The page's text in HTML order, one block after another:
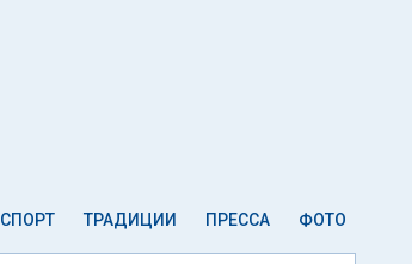
СПОРТ ТРАДИЦИИ ПРЕССА ФОТО